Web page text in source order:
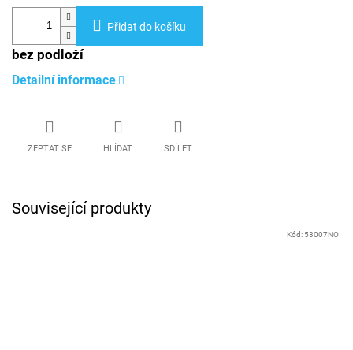
Přidat do košíku
bez podloží
Detailní informace
ZEPTAT SE HLÍDAT SDÍLET
Související produkty
Kód: 53007NO